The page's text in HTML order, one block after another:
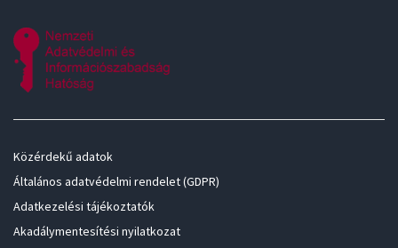
Közérdekű adatok
Általános adatvédelmi rendelet (GDPR)
Adatkezelési tájékoztatók
Akadálymentesítési nyilatkozat